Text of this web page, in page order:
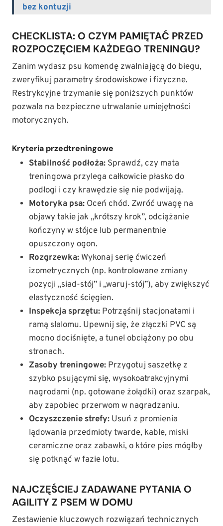
bez kontuzji
CHECKLISTA: O CZYM PAMIĘTAĆ PRZED
ROZPOCZĘCIEM KAŻDEGO TRENINGU?
Zanim wydasz psu komendę zwalniającą do biegu,
zweryfikuj parametry środowiskowe i fizyczne.
Restrykcyjne trzymanie się poniższych punktów
pozwala na bezpieczne utrwalanie umiejętności
motorycznych.
Kryteria przedtreningowe
Stabilność podłoża: Sprawdź, czy mata
treningowa przylega całkowicie płasko do
podłogi i czy krawędzie się nie podwijają.
Motoryka psa: Oceń chód. Zwróć uwagę na
objawy takie jak „krótszy krok”, odciążanie
kończyny w stójce lub permanentnie
opuszczony ogon.
Rozgrzewka: Wykonaj serię ćwiczeń
izometrycznych (np. kontrolowane zmiany
pozycji „siad-stój” i „waruj-stój”), aby zwiększyć
elastyczność ścięgien.
Inspekcja sprzętu: Potrząśnij stacjonatami i
ramą slalomu. Upewnij się, że złączki PVC są
mocno dociśnięte, a tunel obciążony po obu
stronach.
Zasoby treningowe: Przygotuj saszetkę z
szybko psującymi się, wysokoatrakcyjnymi
nagrodami (np. gotowane żołądki) oraz szarpak,
aby zapobiec przerwom w nagradzaniu.
Oczyszczenie strefy: Usuń z promienia
lądowania przedmioty twarde, kable, miski
ceramiczne oraz zabawki, o które pies mógłby
się potknąć w fazie lotu.
NAJCZĘŚCIEJ ZADAWANE PYTANIA O
AGILITY Z PSEM W DOMU
Zestawienie kluczowych rozwiązań technicznych